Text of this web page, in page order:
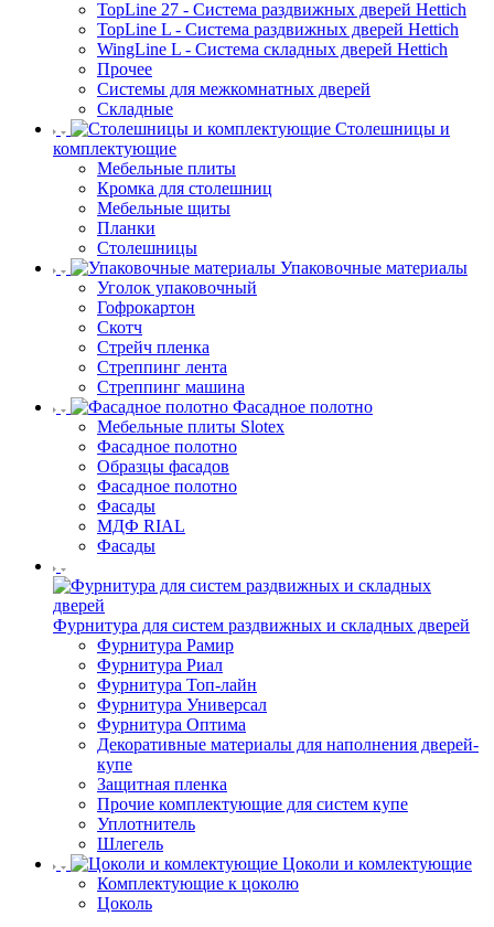
TopLine 27 - Система раздвижных дверей Hettich
TopLine L - Система раздвижных дверей Hettich
WingLine L - Система складных дверей Hettich
Прочее
Системы для межкомнатных дверей
Складные
Столешницы и
комплектующие
Мебельные плиты
Кромка для столешниц
Мебельные щиты
Планки
Столешницы
Упаковочные материалы
Уголок упаковочный
Гофрокартон
Скотч
Стрейч пленка
Стреппинг лента
Стреппинг машина
Фасадное полотно
Мебельные плиты Slotex
Фасадное полотно
Образцы фасадов
Фасадное полотно
Фасады
МДФ RIAL
Фасады
Фурнитура для систем раздвижных и складных дверей
Фурнитура Рамир
Фурнитура Риал
Фурнитура Топ-лайн
Фурнитура Универсал
Фурнитура Оптима
Декоративные материалы для наполнения дверей-
купе
Защитная пленка
Прочие комплектующие для систем купе
Уплотнитель
Шлегель
Цоколи и комлектующие
Комплектующие к цоколю
Цоколь